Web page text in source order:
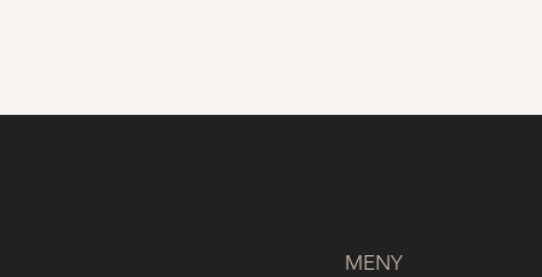
MENY